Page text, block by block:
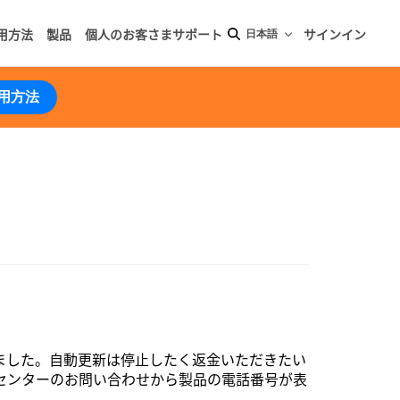
方法 製品 個人のお客さまサポート 日本語 サインイン
方法
た。自動更新は停止したく返金いただきたい
ターのお問い合わせから製品の電話番号が表